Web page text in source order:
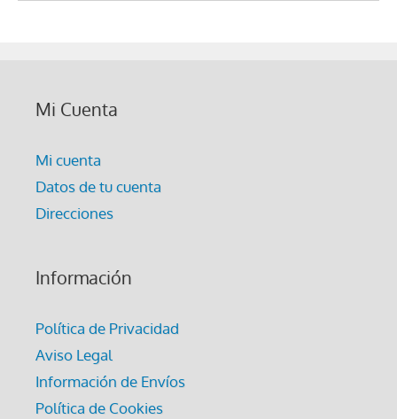
Mi Cuenta
Mi cuenta
Datos de tu cuenta
Direcciones
Información
Política de Privacidad
Aviso Legal
Información de Envíos
Política de Cookies